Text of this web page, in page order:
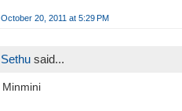
October 20, 2011 at 5:29 PM
Sethu said...
Minmini